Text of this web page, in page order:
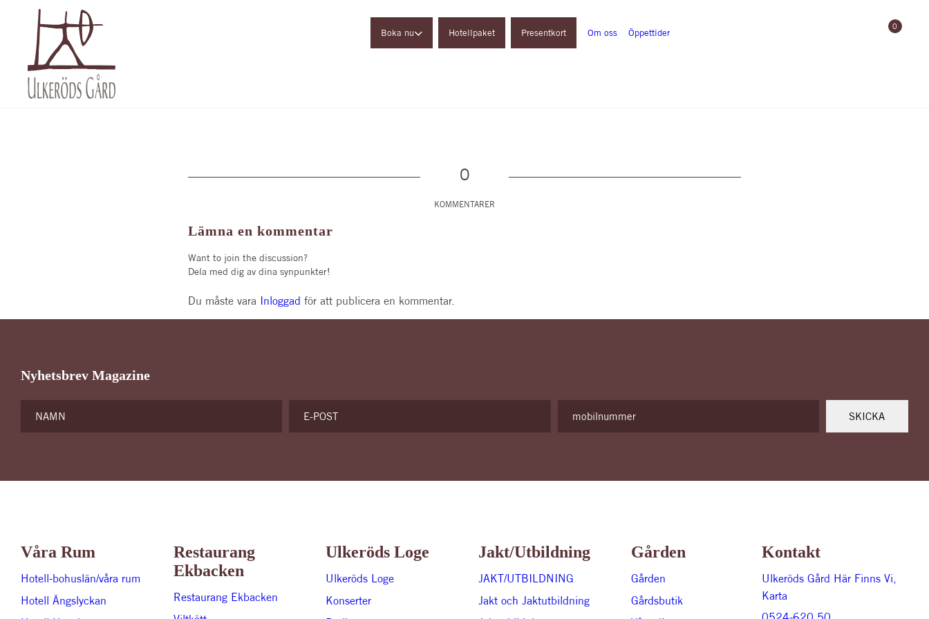
0
Boka nu Hotellpaket Presentkort Om oss Öppettider
0
KOMMENTARER
Lämna en kommentar
Want to join the discussion?
Dela med dig av dina synpunkter!
Du måste vara inloggad för att publicera en kommentar.
Våra Rum
Hotell-bohuslän/våra rum
Hotell Ängslyckan
Restaurang
Ekbacken
Restaurang Ekbacken
Ulkeröds Loge
Ulkeröds Loge
Konserter
Jakt/utbildning
JAKT/UTBILDNING
Jakt och Jaktutbildning
Gården
Gården
Gårdsbutik
Kontakt
Ulkeröds Gård Här Finns Vi,
Karta
Nyhetsbrev Magazine